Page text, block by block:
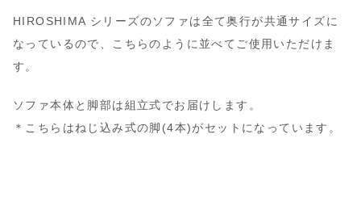
HIROSHIMA シリーズのソファは全て奥行が共通サイズに
なっているので、こちらのように並べてご使用いただけま
す。
ソファ本体と脚部は組立式でお届けします。
＊こちらはねじ込み式の脚(4本)がセットになっています。